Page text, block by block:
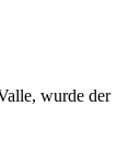
wurde der